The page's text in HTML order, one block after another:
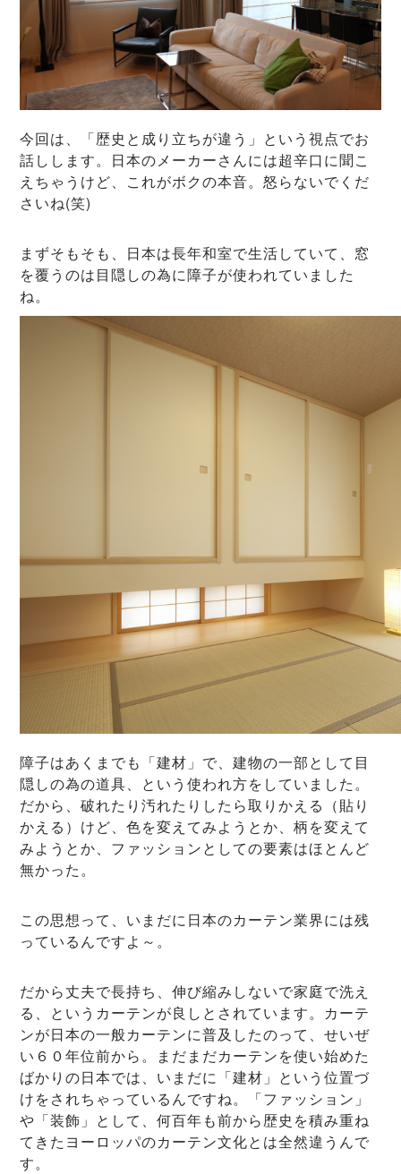
今回は、「歴史と成り立ちが違う」という視点でお
話しします。日本のメーカーさんには超辛口に聞こ
えちゃうけど、これがボクの本音。怒らないでくだ
さいね(笑)
まずそもそも、日本は長年和室で生活していて、窓
を覆うのは目隠しの為に障子が使われていました
ね。
障子はあくまでも「建材」で、建物の一部として目
隠しの為の道具、という使われ方をしていました。
だから、破れたり汚れたりしたら取りかえる（貼り
かえる）けど、色を変えてみようとか、柄を変えて
みようとか、ファッションとしての要素はほとんど
無かった。
この思想って、いまだに日本のカーテン業界には残
っているんですよ～。
だから丈夫で長持ち、伸び縮みしないで家庭で洗え
る、というカーテンが良しとされています。カーテ
ンが日本の一般カーテンに普及したのって、せいぜ
い６０年位前から。まだまだカーテンを使い始めた
ばかりの日本では、いまだに「建材」という位置づ
けをされちゃっているんですね。「ファッション」
や「装飾」として、何百年も前から歴史を積み重ね
てきたヨーロッパのカーテン文化とは全然違うんで
す。